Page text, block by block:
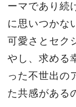
ーマであり続
に思いつかな
可愛さとセク
やし、求める
った不世出の
た共感がある